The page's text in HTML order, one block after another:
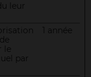
leur
le
par
1 année